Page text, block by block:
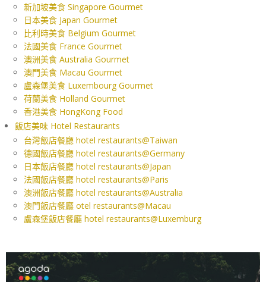
新加坡美食 Singapore Gourmet
日本美食 Japan Gourmet
比利時美食 Belgium Gourmet
法國美食 France Gourmet
澳洲美食 Australia Gourmet
澳門美食 Macau Gourmet
盧森堡美食 Luxembourg Gourmet
荷蘭美食 Holland Gourmet
香港美食 HongKong Food
飯店美味 Hotel Restaurants
台灣飯店餐廳 hotel restaurants@Taiwan
德國飯店餐廳 hotel restaurants@Germany
日本飯店餐廳 hotel restaurants@Japan
法國飯店餐廳 hotel restaurants@Paris
澳洲飯店餐廳 hotel restaurants@Australia
澳門飯店餐廳 otel restaurants@Macau
盧森堡飯店餐廳 hotel restaurants@Luxemburg